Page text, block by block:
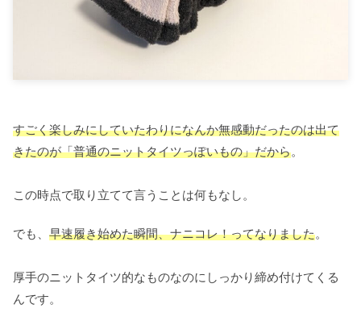
すごく楽しみにしていたわりになんか無感動だったのは出て
きたのが「普通のニットタイツっぽいもの」だから。
この時点で取り立てて言うことは何もなし。
でも、 早速履き始めた瞬間、ナニコレ！ってなりました。
厚手のニットタイツ的なものなのにしっかり締め付けてくる
んです。